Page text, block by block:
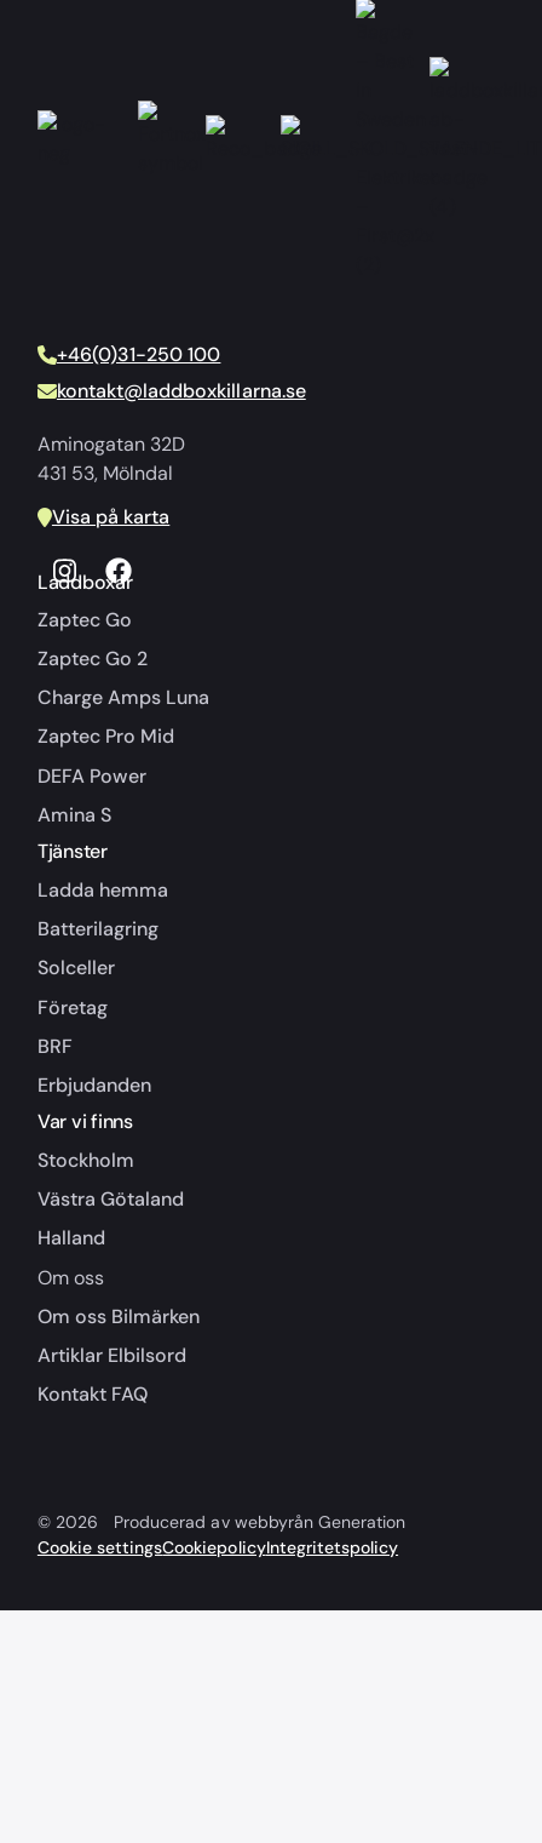
+46(0)31-250 100
kontakt@laddboxkillarna.se
Aminogatan 32D
431 53, Mölndal
Visa på karta
Laddboxar
Zaptec Go
Zaptec Go 2
Charge Amps Luna
Zaptec Pro Mid
DEFA Power
Amina S
Tjänster
Ladda hemma
Batterilagring
Solceller
Företag
BRF
Erbjudanden
Var vi finns
Stockholm
Västra Götaland
Halland
Om oss
Om oss Bilmärken
Artiklar Elbilsord
Kontakt FAQ
© 2026
Producerad av webbyrån Generation
Cookie settingsCookiepolicyIntegritetspolicy